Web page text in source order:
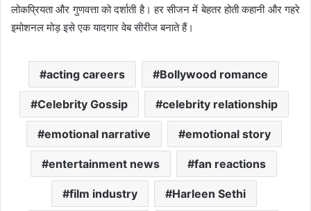
लोकप्रियता और गुणवत्ता को दर्शाती है। हर सीजन में बेहतर होती कहानी और गहरे
इमोशनल मोड़ इसे एक यादगार वेब सीरीज बनाते हैं।
acting careers Bollywood romance
Celebrity Gossip celebrity relationship
emotional narrative emotional story
entertainment news fan reactions
film industry Harleen Sethi